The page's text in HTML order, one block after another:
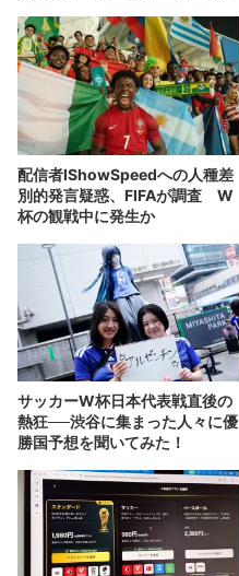
配信者IShowSpeedへの人種差
別的発言疑惑、FIFAが調査 W
杯の観戦中に発生か
サッカーW杯日本代表戦直後の
熱狂──渋谷に集まった人々に優
勝国予想を聞いてみた！